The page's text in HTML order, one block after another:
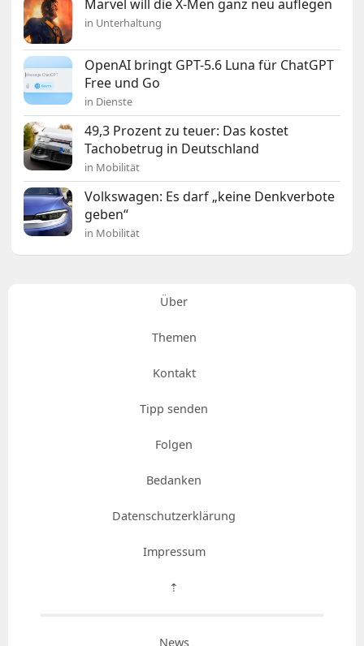
Marvel will die X-Men ganz neu auflegen
in Unterhaltung
OpenAI bringt GPT-5.6 Luna für ChatGPT
Free und Go
in Dienste
49,3 Prozent zu teuer: Das kostet
Tachobetrug in Deutschland
in Mobilität
Volkswagen: Es darf „keine Denkverbote
geben“
in Mobilität
Über
Themen
Kontakt
Tipp senden
Folgen
Bedanken
Datenschutzerklärung
Impressum
⇡
News